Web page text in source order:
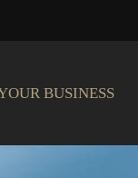
BUSINESS